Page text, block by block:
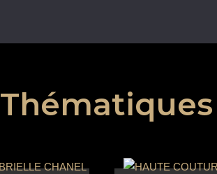
Thématiques